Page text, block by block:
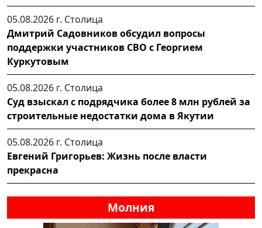
05.08.2026 г. Столица
Дмитрий Садовников обсудил вопросы
поддержки участников СВО с Георгием
Куркутовым
05.08.2026 г. Столица
Суд взыскал с подрядчика более 8 млн рублей за
строительные недостатки дома в Якутии
05.08.2026 г. Столица
Евгений Григорьев: Жизнь после власти
прекрасна
Молния